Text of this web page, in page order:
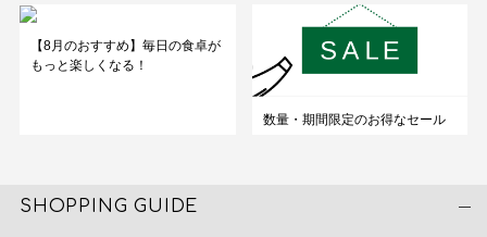
【8月のおすすめ】毎日の食卓が
もっと楽しくなる！
数量・期間限定のお得なセール
SHOPPING GUIDE